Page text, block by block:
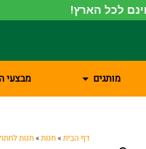
לכל הארץ!
מותגים מבצעי
דף הבית»חנות»חנות